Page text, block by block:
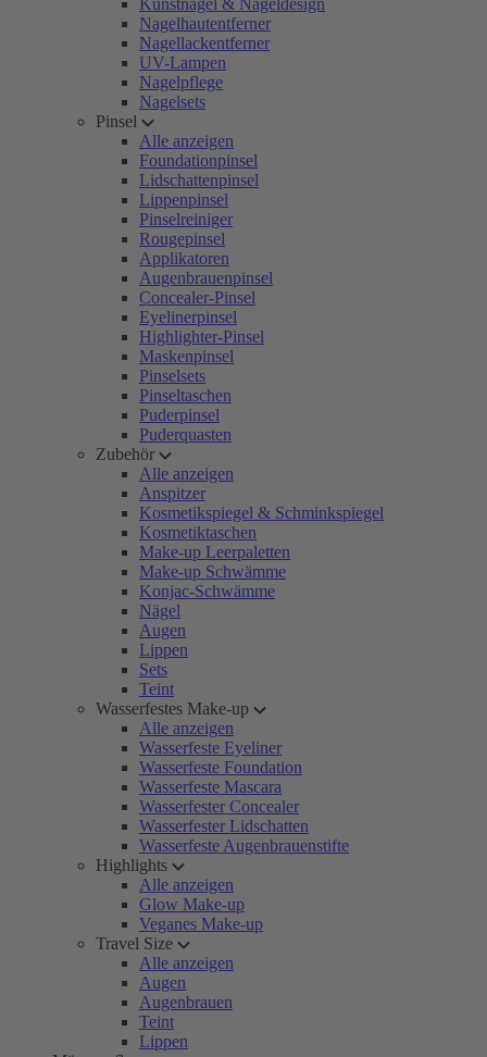
Kunstnägel & Nageldesign
Nagelhautentferner
Nagellackentferner
UV-Lampen
Nagelpflege
Nagelsets
Pinsel
Alle anzeigen
Foundationpinsel
Lidschattenpinsel
Lippenpinsel
Pinselreiniger
Rougepinsel
Applikatoren
Augenbrauenpinsel
Concealer-Pinsel
Eyelinerpinsel
Highlighter-Pinsel
Maskenpinsel
Pinselsets
Pinseltaschen
Puderpinsel
Puderquasten
Zubehör
Alle anzeigen
Anspitzer
Kosmetikspiegel & Schminkspiegel
Kosmetiktaschen
Make-up Leerpaletten
Make-up Schwämme
Konjac-Schwämme
Nägel
Augen
Lippen
Sets
Teint
Wasserfestes Make-up
Alle anzeigen
Wasserfeste Eyeliner
Wasserfeste Foundation
Wasserfeste Mascara
Wasserfester Concealer
Wasserfester Lidschatten
Wasserfeste Augenbrauenstifte
Highlights
Alle anzeigen
Glow Make-up
Veganes Make-up
Travel Size
Alle anzeigen
Augen
Augenbrauen
Teint
Lippen